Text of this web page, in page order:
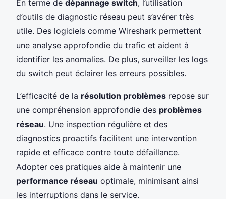
En terme de dépannage switch, l’utilisation
d’outils de diagnostic réseau peut s’avérer très
utile. Des logiciels comme Wireshark permettent
une analyse approfondie du trafic et aident à
identifier les anomalies. De plus, surveiller les logs
du switch peut éclairer les erreurs possibles.
L’efficacité de la résolution problèmes repose sur
une compréhension approfondie des problèmes
réseau. Une inspection régulière et des
diagnostics proactifs facilitent une intervention
rapide et efficace contre toute défaillance.
Adopter ces pratiques aide à maintenir une
performance réseau optimale, minimisant ainsi
les interruptions dans le service.